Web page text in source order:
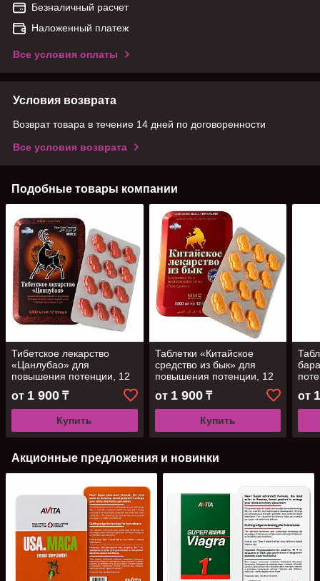
Безналичный расчет
Наложенный платеж
Все условия оплаты
Условия возврата
Возврат товара в течение 14 дней по договоренности
Все условия возврата
Подобные товары компании
Тибетское лекарство
«Цанлубао» для
повышения потенции, 12
от 1 900 ₸
Купить
Таблетки «Китайское
средство из бык» для
повышения потенции, 12
от 1 900₸
Купить
от
Акционные предложения и новинки